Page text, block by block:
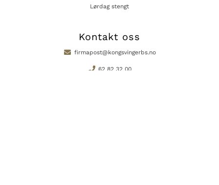
Lørdag stengt
Kontakt oss
firmapost@kongsvingerbs.no
62 82 32 00